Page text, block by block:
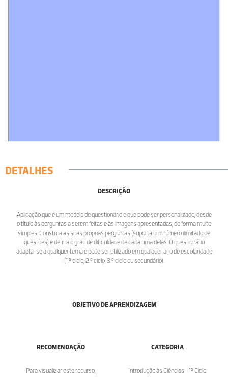
DETALHES
DESCRIÇÃO
Aplicação que é um modelo de questionário e que pode ser personalizado, desde
o título às perguntas a serem feitas e às imagens apresentadas, de forma muito
simples. Construa as suas próprias perguntas (suporta um número ilimitado de
questões) e defina o grau de dificuldade de cada uma delas. O questionário
adapta-se a qualquer tema e pode ser utilizado em qualquer ano de escolaridade
(1.º ciclo, 2.º ciclo, 3.º ciclo ou secundário).
OBJETIVO DE APRENDIZAGEM
RECOMENDAÇÃO
Para visualizar este recurso,
CATEGORIA
Introdução às Ciências - 1º Ciclo